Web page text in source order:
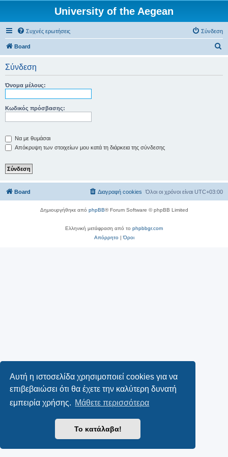
Αυτή η ιστοσελίδα χρησιμοποιεί cookies για να
επιβεβαιώσει ότι θα έχετε την καλύτερη δυνατή
εμπειρία χρήσης. Μάθετε περισσότερα
Το κατάλαβα!
University of the Aegean
Συχνές ερωτήσεις Σύνδεση
Board
Σύνδεση
Όνομα μέλους:
Κωδικός πρόσβασης:
Να με θυμάσαι
Απόκρυψη των στοιχείων μου κατά τη διάρκεια της σύνδεσης
Board Όλοι οι χρόνοι είναι UTC+03:00
Διαγραφή cookies
Δημιουργήθηκε από phpBB® Forum Software © phpBB Limited
Ελληνική μετάφραση από το phpbbgr.com
Απόρρητο|Όροι